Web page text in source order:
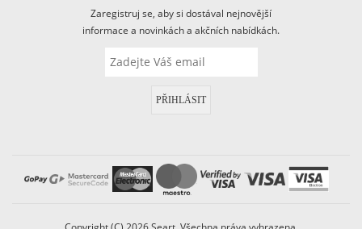
Zaregistruj se, aby si dostával nejnovější
informace a novinkách a akčních nabídkách.
PŘIHLÁSIT